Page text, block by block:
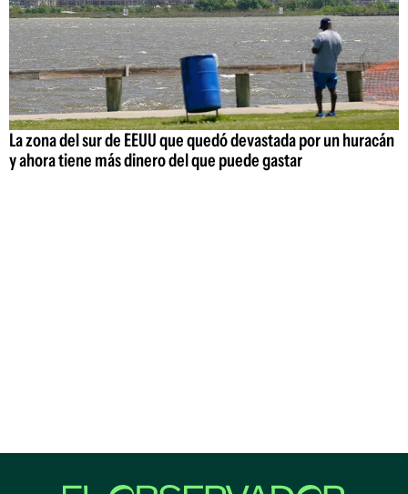
La zona del sur de EEUU que quedó devastada por un huracán
y ahora tiene más dinero del que puede gastar